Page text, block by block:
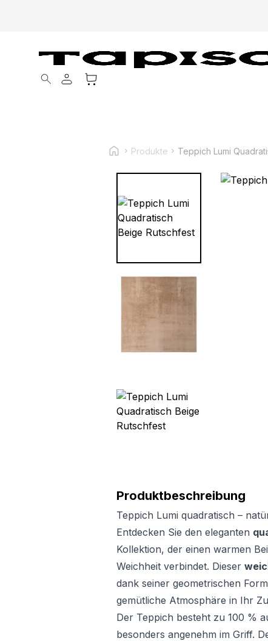
Products search
Produkte Teppich Lumi
Produktbeschreibung
Teppich Lumi quadratisch –
Entdecken Sie den eleganten
Kollektion, der einen warmen
Weichheit verbindet. Dieser
dank seiner geometrischen
gemütliche Atmosphäre in Ihr
Der Teppich besteht zu 100 %
besonders angenehm im Griff.